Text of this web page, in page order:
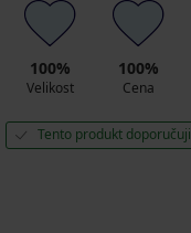
100%
Velikost
100%
Cena
Tento produkt doporučuji